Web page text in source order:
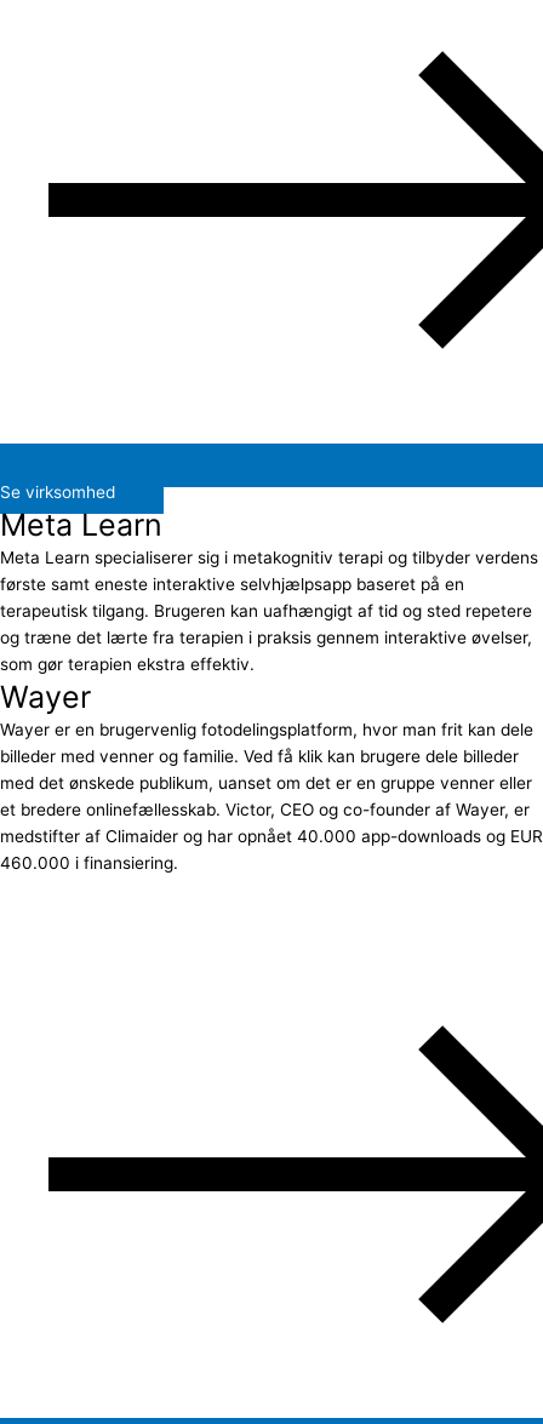
Se virksomhed
Meta Learn
Meta Learn specialiserer sig i metakognitiv terapi og tilbyder verdens
første samt eneste interaktive selvhjælpsapp baseret på en
terapeutisk tilgang. Brugeren kan uafhængigt af tid og sted repetere
og træne det lærte fra terapien i praksis gennem interaktive øvelser,
som gør terapien ekstra effektiv.
Wayer
Wayer er en brugervenlig fotodelingsplatform, hvor man frit kan dele
billeder med venner og familie. Ved få klik kan brugere dele billeder
med det ønskede publikum, uanset om det er en gruppe venner eller
et bredere onlinefællesskab. Victor, CEO og co-founder af Wayer, er
medstifter af Climaider og har opnået 40.000 app-downloads og EUR
460.000 i finansiering.